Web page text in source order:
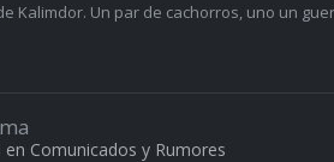
Kalimdor. Un par de cachorros, uno un
en Comunicados y Rumores